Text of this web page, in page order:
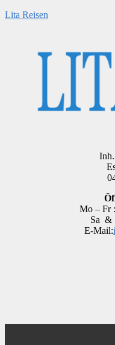
Lita Reisen
Mo – Fr
Sa &
E-Mail: